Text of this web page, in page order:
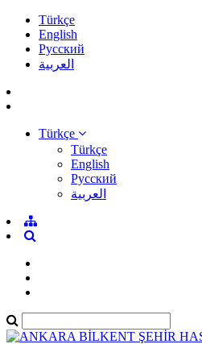
Türkçe
English
Pусский
العربية
Türkçe
Türkçe
English
Pусский
العربية